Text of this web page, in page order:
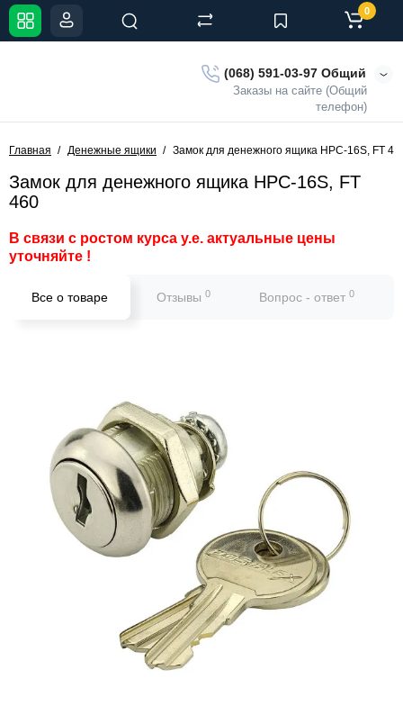
(068) 591-03-97 Общий
Заказы на сайте (Общий
телефон)
0
Главная Денежные ящики Замок для денежного ящика НРС-16S, FT
Замок для денежного ящика НРС-16S, FT
460
В связи с ростом курса у.е. актуальные цены
уточняйте !
Все о товаре Отзывы 0 Вопрос - ответ 0